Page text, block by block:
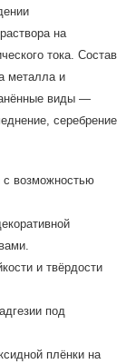
на
тока. Состав
металла и
виды —
серебрение
возможностью
и твёрдости
под
плёнки на